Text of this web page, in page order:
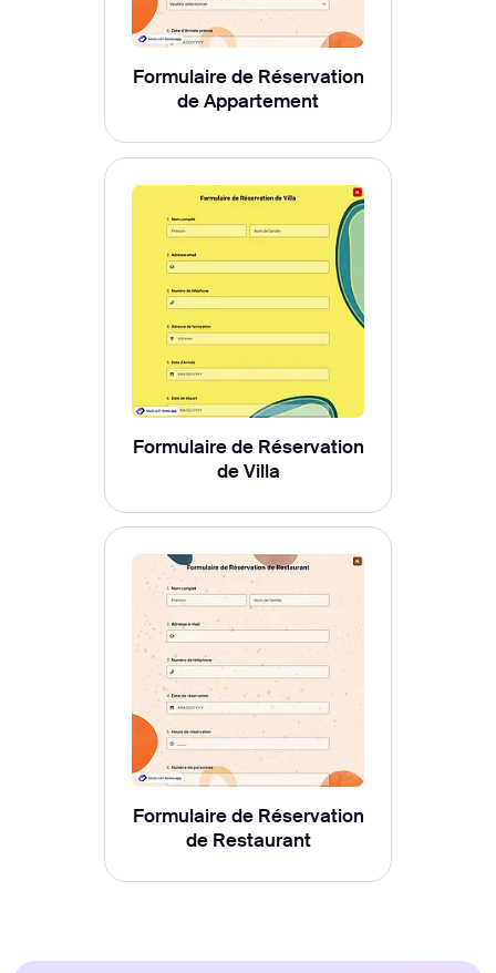
Formulaire de Réservation
de Appartement
Formulaire de Réservation
de Villa
Formulaire de Réservation
de Restaurant